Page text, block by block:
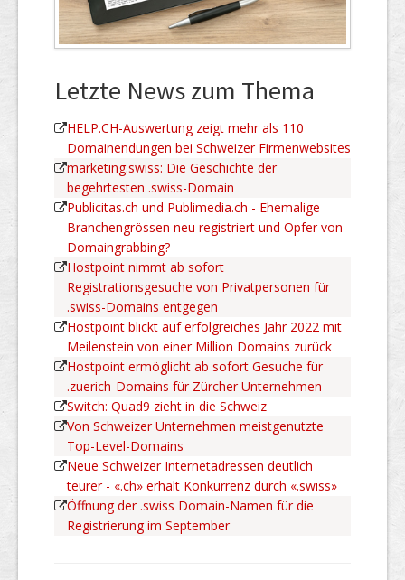
Letzte News zum Thema
HELP.CH-Auswertung zeigt mehr als 110
Domainendungen bei Schweizer Firmenwebsites
marketing.swiss: Die Geschichte der
begehrtesten .swiss-Domain
Publicitas.ch und Publimedia.ch - Ehemalige
Branchengrössen neu registriert und Opfer von
Domaingrabbing?
Hostpoint nimmt ab sofort
Registrationsgesuche von Privatpersonen für
.swiss-Domains entgegen
Hostpoint blickt auf erfolgreiches Jahr 2022 mit
Meilenstein von einer Million Domains zurück
Hostpoint ermöglicht ab sofort Gesuche für
.zuerich-Domains für Zürcher Unternehmen
Switch: Quad9 zieht in die Schweiz
Von Schweizer Unternehmen meistgenutzte
Top-Level-Domains
Neue Schweizer Internetadressen deutlich
teurer - «.ch» erhält Konkurrenz durch «.swiss»
Öffnung der .swiss Domain-Namen für die
Registrierung im September